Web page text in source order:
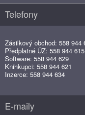
Telefony
Zásilkový obchod: 558 944
Předplatné ÚZ: 558 944 615
Software: 558 944 629
Knihkupci: 558 944 621
Inzerce: 558 944 634
E-maily